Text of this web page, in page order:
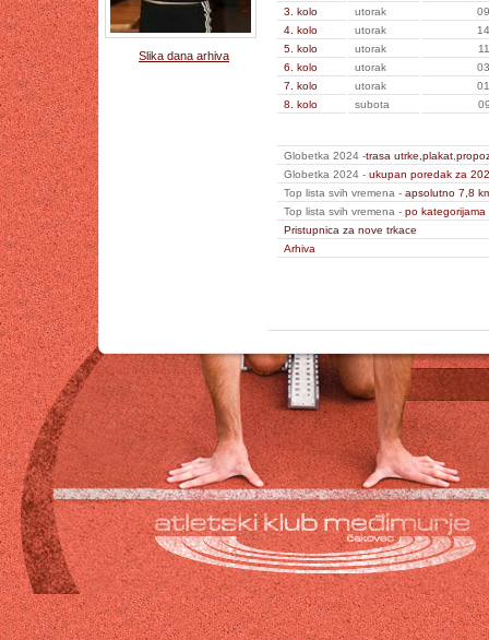
Slika dana arhiva
3. kolo
utorak
4. kolo
utorak
5. kolo
utorak
6. kolo
utorak
7. kolo
utorak
8. kolo
subota
Globetka 2024 -trasa utrke, plakat,
Globetka 2024 - ukupan poredak za
Top lista svih vremena - apsolutno 7,8
Top lista svih vremena - po kategorijama
Pristupnica za nove trkace
Arhiva